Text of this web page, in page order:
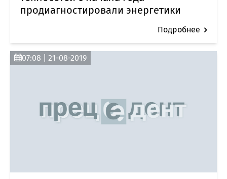
продиагностировали энергетики
Подробнее
07:08 | 21-08-2019